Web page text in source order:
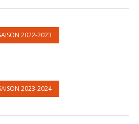
2022-2023
2023-2024